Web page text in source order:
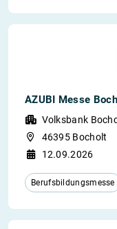
AZUBI Messe
Volksbank
46395 Bocholt
12.09.2026
Berufsbildungsmesse